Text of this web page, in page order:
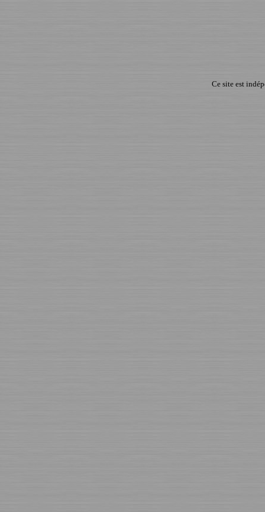
Ce site est